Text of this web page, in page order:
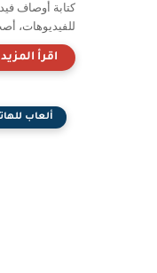
كتابة أوصاف
للفيديوهات،
ألعاب